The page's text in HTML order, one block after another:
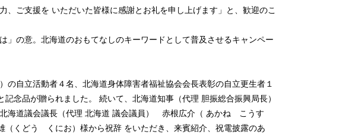
、ご支援を いただいた皆様に感謝とお礼を申し上げます」と、歓迎のこ
は」の意。北海道のおもてなしのキーワードとして普及させるキャンペー
自立活動者４名、北海道身体障害者福祉協会会長表彰の自立更生者１
記念品が贈られました。 続いて、北海道知事（代理 胆振総合振興局長）
海道議会議長（代理 北海道 議会議員） 赤根広介（ あかね こうす
くどう くにお）様から祝辞 をいただき、来賓紹介、祝電披露のあ